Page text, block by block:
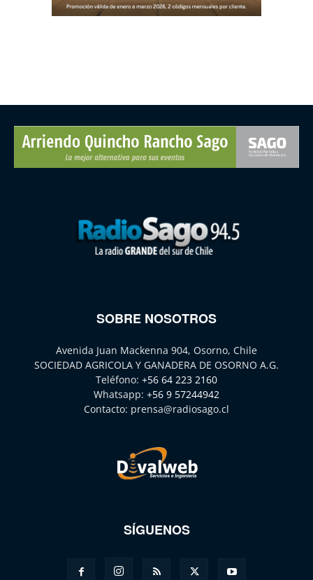
SOBRE NOSOTROS
Avenida Juan Mackenna 904, Osorno, Chile
SOCIEDAD AGRICOLA Y GANADERA DE OSORNO A.G.
Teléfono: +56 64 223 2160
Whatsapp: +56 9 57244942
Contacto: prensa@radiosago.cl
SÍGUENOS